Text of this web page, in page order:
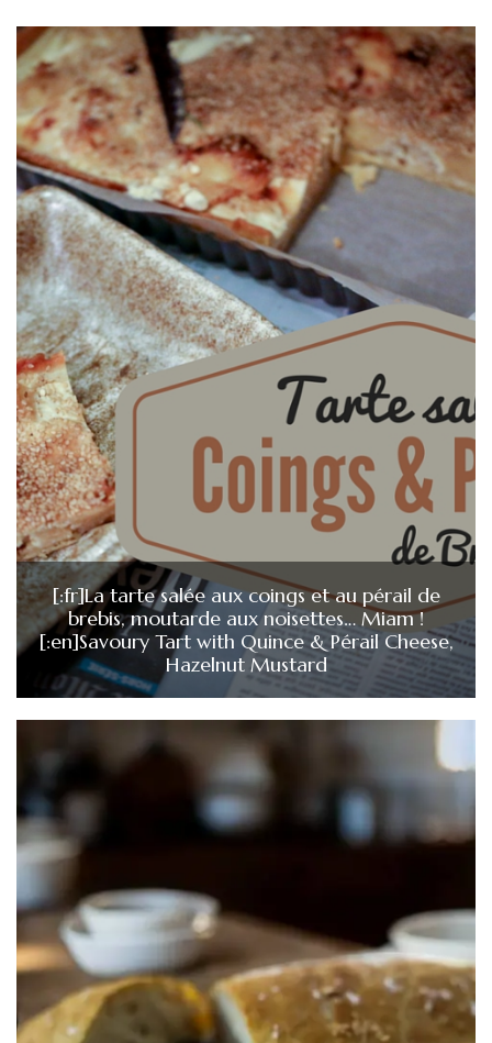
[:fr]La tarte salée aux coings et au pérail de
brebis, moutarde aux noisettes… Miam !
[:en]Savoury Tart with Quince & Pérail Cheese,
Hazelnut Mustard